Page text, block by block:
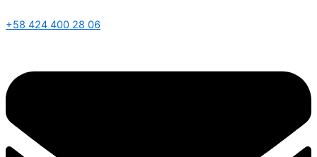
+58 424 400 28 06